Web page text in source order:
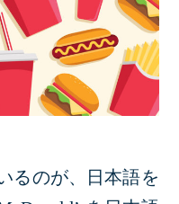
るのが、日本語を